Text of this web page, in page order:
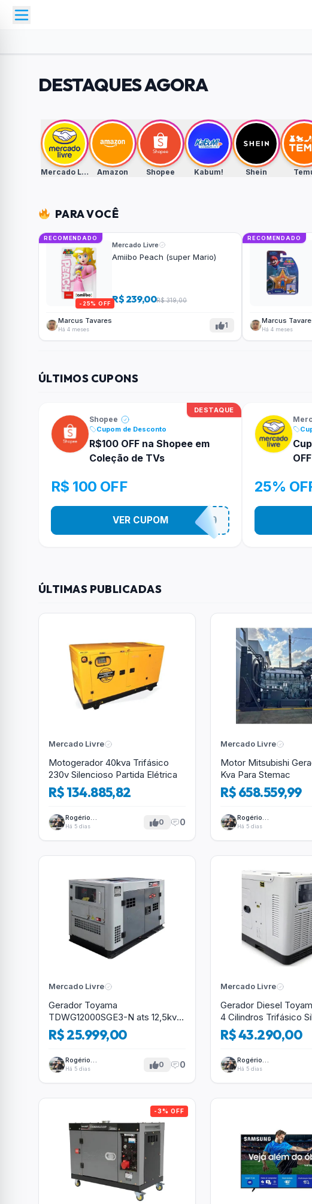
DESTAQUES AGORA
Mercado Livre Amazon Shopee Kabum! Shein
PARA VOCÊ
RECOMENDADO
-25% OFF
Mercado Livre
Amiibo Peach (super Mario)
R$ 239,00R$ 319,00
Marcus Tavares
Há 4 meses 1
RECOMENDADO
Marcus
Há 4 meses
ÚLTIMOS CUPONS
DESTAQUE
Shopee
Cupom de Desconto
R$100 OFF na Shopee em
Coleção de TVs
R$ 100 OFF
TV100
VER CUPOM
25%
ÚLTIMAS PUBLICADAS
Mercado Livre
Motogerador 40kva Trifásico
230v Silencioso Partida Elétrica
R$ 134.885,82
Rogério
Tavares
Há 5 dias 0 0
Mercado Livre
Motor Mitsubishi
Kva Para Stemac
R$ 658.559,99
Rogério
Tavares
Há 5 dias
Mercado Livre
Gerador Toyama
TDWG12000SGE3-N ats 12,5kva
Trifásico 380 Volts
R$ 25.999,00
Rogério
Tavares
Há 5 dias 0 0
Mercado Livre
Gerador Diesel
4 Cilindros Trifásico
380V
R$ 43.290,00
Rogério
Tavares
Há 5 dias
-3% OFF